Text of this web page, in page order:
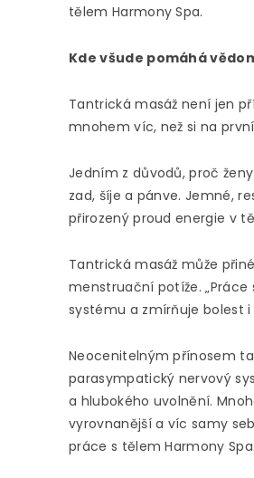
tělem Harmony Spa.
Kde všude pomáhá
Tantrická masáž není jen
mnohem víc, než si na
Jedním z důvodů, proč
zad, šíje a pánve. Jemné,
přirozený proud energie v
Tantrická masáž může
menstruační potíže.
systému a zmírňuje bolest i
Neocenitelným přínosem
parasympatický nervový
a hlubokého uvolnění.
vyrovnanější a víc samy
práce s tělem Harmony Spa.